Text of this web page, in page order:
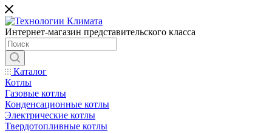
Интернет-магазин представительского класса
Каталог
Котлы
Газовые котлы
Конденсационные котлы
Электрические котлы
Твердотопливные котлы